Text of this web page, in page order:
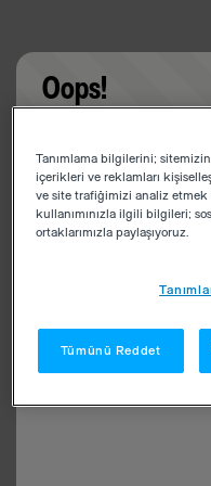
Oops!
app
Tanımlama bilgilerini;
içerikleri ve reklamları
ve site trafiğimizi analiz etmek
kullanımınızla ilgili bilgileri;
ortaklarımızla paylaşıyoruz.
Tümünü Reddet